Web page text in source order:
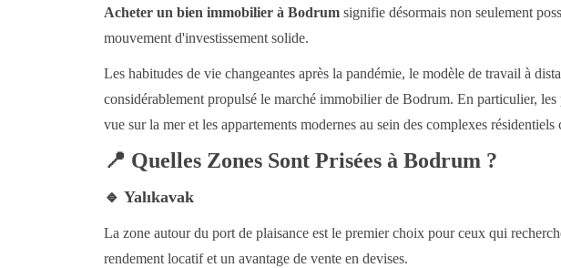
Acheter un bien immobilier à Bodrum signifie désormais non seulement
mouvement d'investissement solide.
Les habitudes de vie changeantes après la pandémie, le modèle de travail à
considérablement propulsé le marché immobilier de Bodrum. En particulier,
vue sur la mer et les appartements modernes au sein des complexes
📍 Quelles Zones Sont Prisées à Bodrum ?
🔹 Yalıkavak
La zone autour du port de plaisance est le premier choix pour ceux qui
rendement locatif et un avantage de vente en devises.